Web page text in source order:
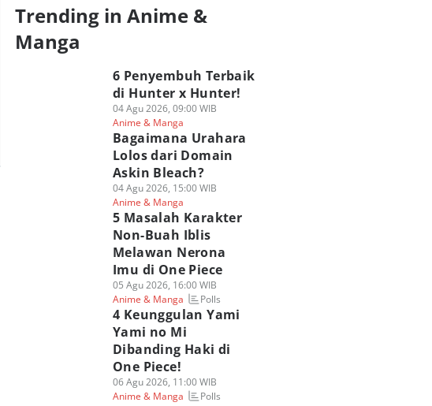
Trending in Anime &
Manga
6 Penyembuh Terbaik
di Hunter x Hunter!
04 Agu 2026, 09:00 WIB
Anime & Manga
Bagaimana Urahara
Lolos dari Domain
Askin Bleach?
04 Agu 2026, 15:00 WIB
Anime & Manga
5 Masalah Karakter
Non-Buah Iblis
Melawan Nerona
Imu di One Piece
05 Agu 2026, 16:00 WIB
Anime & Manga
Polls
4 Keunggulan Yami
Yami no Mi
Dibanding Haki di
One Piece!
06 Agu 2026, 11:00 WIB
Anime & Manga
Polls